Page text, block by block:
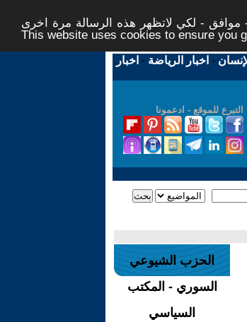
موافق - لكي لاتظهر هذه الرسالة مرة اخرى -
This website uses cookies to ensure you
- اخبار الرياضة - اخبار
التبرع للموقع - ادعمونا
الحزب الشيوعي
السوري - المكتب
السياسي